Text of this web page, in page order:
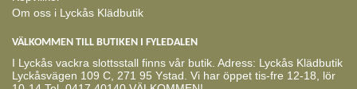
Om oss i Lyckås Klädbutik
VÄLKOMMEN TILL BUTIKEN I FYLEDALEN
I Lyckås vackra slottsstall finns vår butik. Adress: Lyckås Klädbutik
Lyckåsvägen 109 C, 271 95 Ystad. Vi har öppet tis-fre 12-18, lör